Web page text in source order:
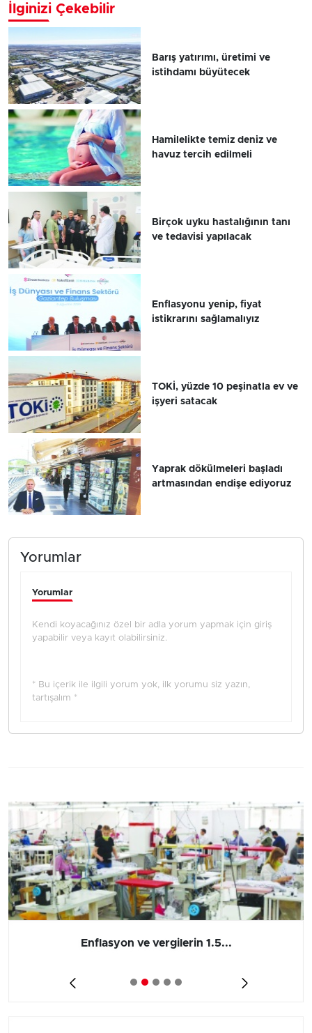
İlginizi Çekebilir
Barış yatırımı, üretimi ve
istihdamı büyütecek
Hamilelikte temiz deniz ve
havuz tercih edilmeli
Birçok uyku hastalığının tanı
ve tedavisi yapılacak
Enflasyonu yenip, fiyat
istikrarını sağlamalıyız
TOKİ, yüzde 10 peşinatla ev ve
işyeri satacak
Yaprak dökülmeleri başladı
artmasından endişe ediyoruz
Yorumlar
Yorumlar
Kendi koyacağınız özel bir adla yorum yapmak için giriş
yapabilir veya kayıt olabilirsiniz.
* Bu içerik ile ilgili yorum yok, ilk yorumu siz yazın,
tartışalım *
Enflasyon ve vergilerin 1.5...